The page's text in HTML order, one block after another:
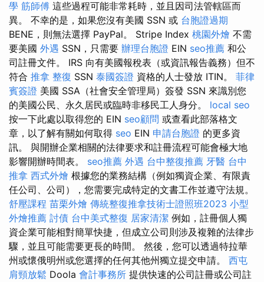
學 筋師傅 這些過程可能非常耗時，並且因司法管轄區而
異。 不幸的是，如果您沒有美國 SSN 或 台胞證過期
BENE，則無法選擇 PayPal。 Stripe Index 桃園外燴 不需
要美國 外遇 SSN，只需要 辦理台胞證 EIN seo推薦 和公
司註冊文件。 IRS 向有美國報稅表（或資訊報告義務）但不
符合 推拿 整復 SSN 泰國簽證 資格的人士發放 ITIN。 菲律
賓簽證 美國 SSA（社會安全管理局）簽發 SSN 來識別您
的美國公民、永久居民或臨時非移民工人身分。 local seo
按一下此處以取得您的 EIN seo顧問 或查看此部落格文
章，以了解有關如何取得 seo EIN 申請台胞證 的更多資
訊。 與開辦企業相關的法律要求和註冊流程可能會極大地
影響開辦時間表。 seo推薦 外遇 台中整復推薦 牙醫 台中
推拿 西式外燴 根據您的業務結構（例如獨資企業、有限責
任公司、公司），您需要完成特定的文書工作並遵守法規。
舒壓課程 苗栗外燴 傳統整復推拿技術士證照班2023 小型
外燴推薦 討債 台中美式整復 居家清潔 例如，註冊個人獨
資企業可能相對簡單快捷，但成立公司則涉及複雜的法律步
驟，並且可能需要更長的時間。 然後，您可以透過特拉華
州或懷俄明州或您選擇的任何其他州獨立提交申請。 西屯
肩頸放鬆 Doola 會計事務所 提供快速的公司註冊或公司註